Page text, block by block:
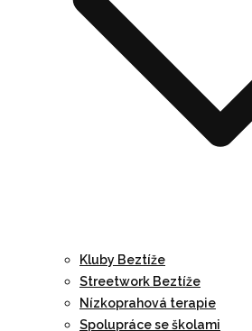
Kluby Beztíže
Streetwork Beztíže
Nízkoprahová terapie
Spolupráce se školami